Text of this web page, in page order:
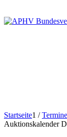
Startseite1 /
Auktionskalender